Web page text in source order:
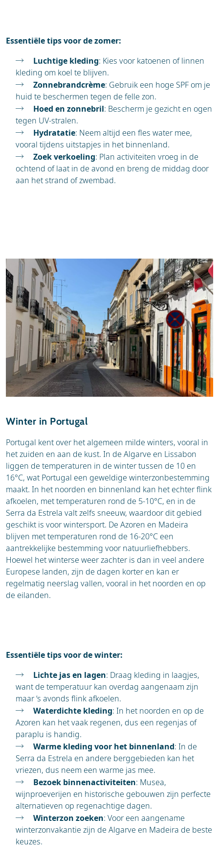
Essentiële tips voor de zomer:
Luchtige kleding: Kies voor katoenen of linnen
kleding om koel te blijven.
Zonnebrandcrème: Gebruik een hoge SPF om je
huid te beschermen tegen de felle zon.
Hoed en zonnebril: Bescherm je gezicht en ogen
tegen UV-stralen.
Hydratatie: Neem altijd een fles water mee,
vooral tijdens uitstapjes in het binnenland.
Zoek verkoeling: Plan activiteiten vroeg in de
ochtend of laat in de avond en breng de middag door
aan het strand of zwembad.
Winter in Portugal
Portugal kent over het algemeen milde winters, vooral in
het zuiden en aan de kust. In de Algarve en Lissabon
liggen de temperaturen in de winter tussen de 10 en
16°C, wat Portugal een geweldige winterzonbestemming
maakt. In het noorden en binnenland kan het echter flink
afkoelen, met temperaturen rond de 5-10°C, en in de
Serra da Estrela valt zelfs sneeuw, waardoor dit gebied
geschikt is voor wintersport. De Azoren en Madeira
blijven met temperaturen rond de 16-20°C een
aantrekkelijke bestemming voor natuurliefhebbers.
Hoewel het winterse weer zachter is dan in veel andere
Europese landen, zijn de dagen korter en kan er
regelmatig neerslag vallen, vooral in het noorden en op
de eilanden.
Essentiële tips voor de winter:
Lichte jas en lagen: Draag kleding in laagjes,
want de temperatuur kan overdag aangenaam zijn
maar ‘s avonds flink afkoelen.
Waterdichte kleding: In het noorden en op de
Azoren kan het vaak regenen, dus een regenjas of
paraplu is handig.
Warme kleding voor het binnenland: In de
Serra da Estrela en andere berggebieden kan het
vriezen, dus neem een warme jas mee.
Bezoek binnenactiviteiten: Musea,
wijnproeverijen en historische gebouwen zijn perfecte
alternatieven op regenachtige dagen.
Winterzon zoeken: Voor een aangename
winterzonvakantie zijn de Algarve en Madeira de beste
keuzes.